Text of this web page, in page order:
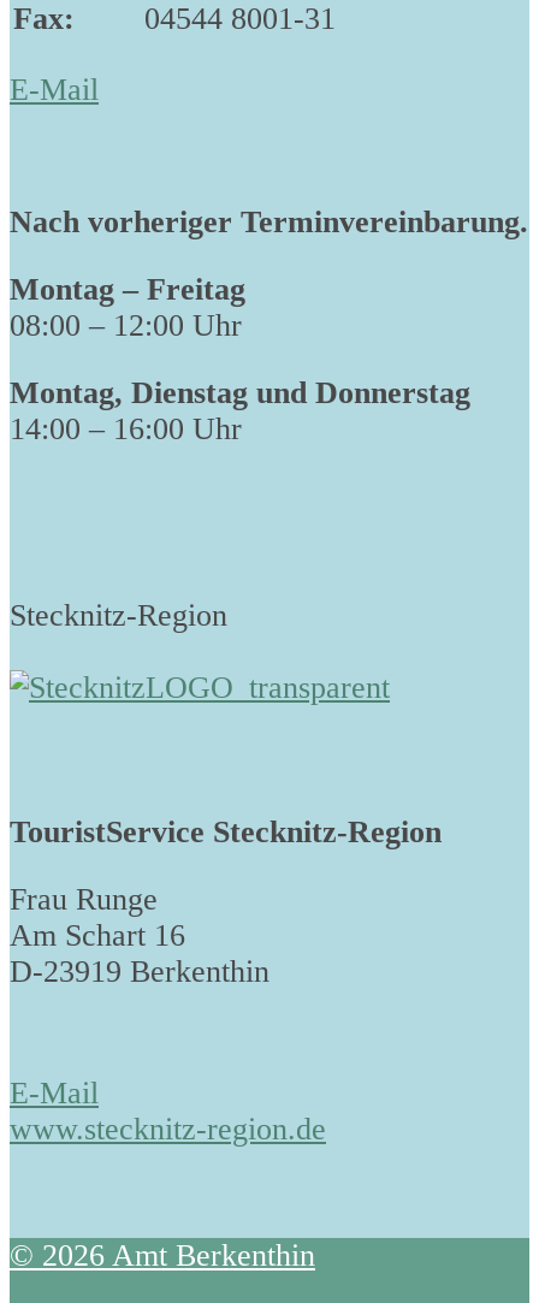
Fax:
04544 8001-31
E-Mail
Nach vorheriger Terminvereinbarung.
Montag – Freitag
08:00 – 12:00 Uhr
Montag, Dienstag und Donnerstag
14:00 – 16:00 Uhr
Stecknitz-Region
TouristService Stecknitz-Region
Frau Runge
Am Schart 16
D-23919 Berkenthin
E-Mail
www.stecknitz-region.de
© 2026 Amt Berkenthin